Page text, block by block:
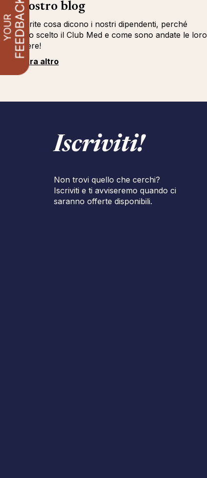
Il nostro blog
Scoprite cosa dicono i nostri dipendenti, perché
hanno scelto il Club Med e come sono andate le loro
carriere!
Mostra altro
Iscriviti!
Non trovi quello che cerchi?
Iscriviti e ti avviseremo quando ci
saranno offerte disponibili.